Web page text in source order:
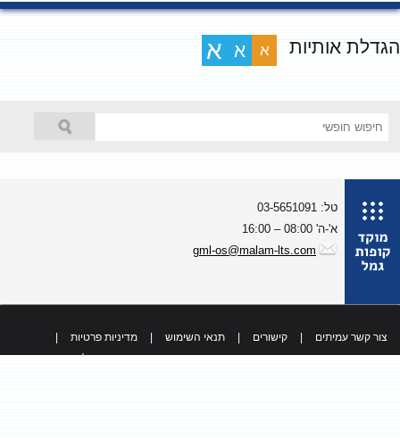
אותיות א א א
טל: 03-5651091
א'-ה' 08:00 – 16:00
gml-os@malam-lts.com
צור קשר עמיתים קישורים תנאי השימוש מדיניות פרטיות
כל הזכויות שמורות